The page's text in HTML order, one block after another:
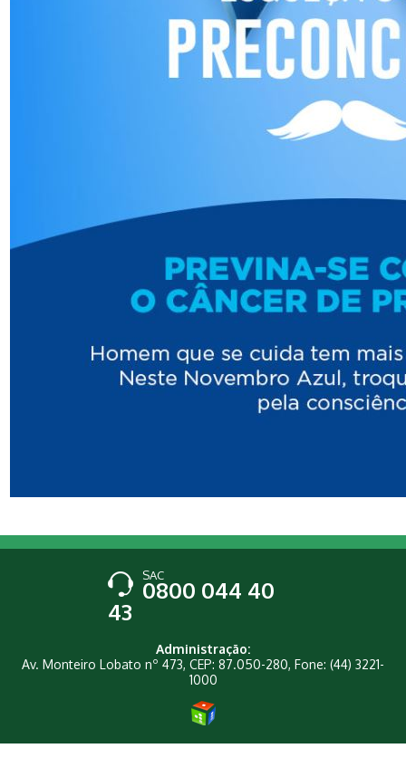
SAC
0800 044 40
43
Administração:
Av. Monteiro Lobato nº 473, CEP: 87.050-280, Fone: (44) 3221-
1000